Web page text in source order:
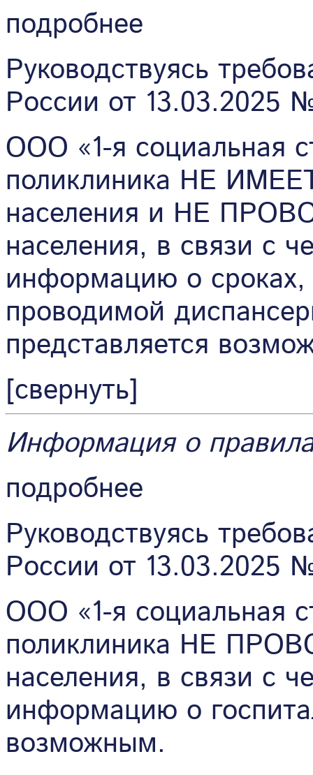
подробнее
Руководствуясь
России от 13.03.2025
ООО «1-я социальная
поликлиника НЕ
населения и НЕ
населения, в связи с
информацию о сроках,
проводимой
представляется
[свернуть]
Информация о
подробнее
Руководствуясь
России от 13.03.2025
ООО «1-я социальная
поликлиника НЕ
населения, в связи с
информацию о
возможным.